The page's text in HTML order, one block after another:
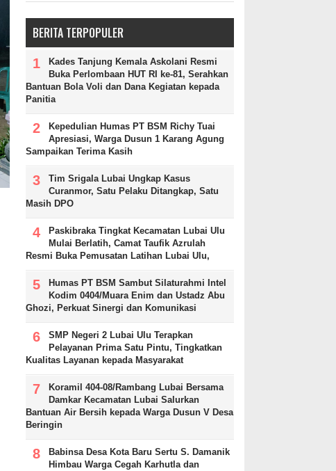
BERITA TERPOPULER
Kades Tanjung Kemala Askolani Resmi
Buka Perlombaan HUT RI ke-81, Serahkan
Bantuan Bola Voli dan Dana Kegiatan kepada
Panitia
Kepedulian Humas PT BSM Richy Tuai
Apresiasi, Warga Dusun 1 Karang Agung
Sampaikan Terima Kasih
Tim Srigala Lubai Ungkap Kasus
Curanmor, Satu Pelaku Ditangkap, Satu
Masih DPO
Paskibraka Tingkat Kecamatan Lubai Ulu
Mulai Berlatih, Camat Taufik Azrulah
Resmi Buka Pemusatan Latihan Lubai Ulu,
Humas PT BSM Sambut Silaturahmi Intel
Kodim 0404/Muara Enim dan Ustadz Abu
Ghozi, Perkuat Sinergi dan Komunikasi
SMP Negeri 2 Lubai Ulu Terapkan
Pelayanan Prima Satu Pintu, Tingkatkan
Kualitas Layanan kepada Masyarakat
Koramil 404-08/Rambang Lubai Bersama
Damkar Kecamatan Lubai Salurkan
Bantuan Air Bersih kepada Warga Dusun V Desa
Beringin
Babinsa Desa Kota Baru Sertu S. Damanik
Himbau Warga Cegah Karhutla dan